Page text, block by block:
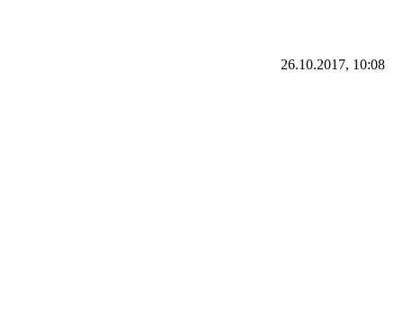
26.10.2017, 10:08